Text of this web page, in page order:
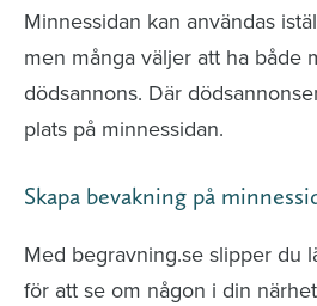
Minnessidan kan användas
men många väljer att ha både
dödsannons. Där
plats på minnessidan.
Skapa bevakning på
Med begravning.se slipper du
för att se om någon i din